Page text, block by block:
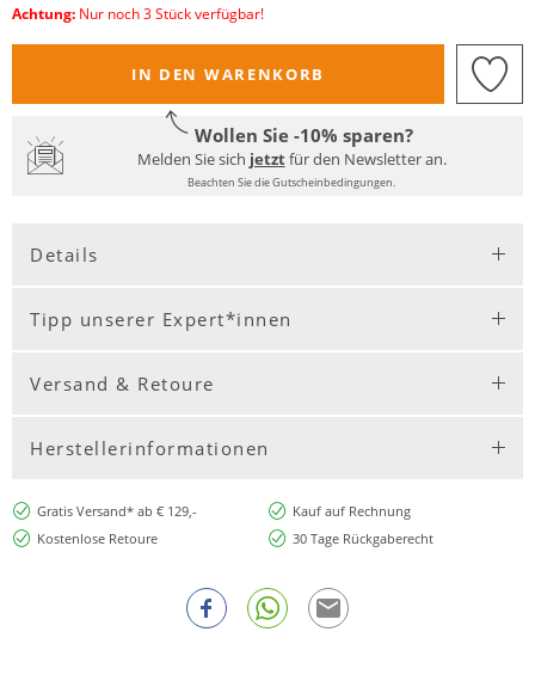
Achtung: Nur noch 3 Stück verfügbar!
IN DEN WARENKORB
Wollen Sie -10% sparen?
Melden Sie sich jetztfür den Newsletter an.
Beachten Sie die Gutscheinbedingungen.
Details
Tipp unserer Expert*innen
Versand & Retoure
Herstellerinformationen
Gratis Versand* ab € 129,-
Kauf auf Rechnung
Kostenlose Retoure
30 Tage Rückgaberecht